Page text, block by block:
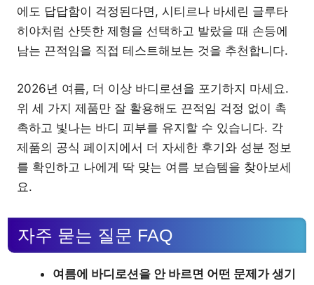
에도 답답함이 걱정된다면, 시티르나 바세린 글루타
히야처럼 산뜻한 제형을 선택하고 발랐을 때 손등에
남는 끈적임을 직접 테스트해보는 것을 추천합니다.
2026년 여름, 더 이상 바디로션을 포기하지 마세요.
위 세 가지 제품만 잘 활용해도 끈적임 걱정 없이 촉
촉하고 빛나는 바디 피부를 유지할 수 있습니다. 각
제품의 공식 페이지에서 더 자세한 후기와 성분 정보
를 확인하고 나에게 딱 맞는 여름 보습템을 찾아보세
요.
자주 묻는 질문 FAQ
여름에 바디로션을 안 바르면 어떤 문제가 생기